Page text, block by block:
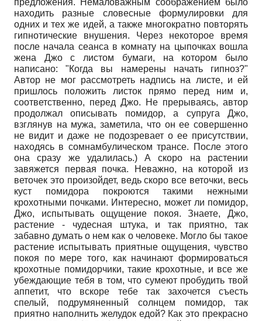
предложения. Немаловажным соображением было
находить разные словесные формулировки для
одних и тех же идей, а также многократно повторять
гипнотические внушения. Через некоторое время
после начала сеанса в комнату на цыпочках вошла
жена Джо с листом бумаги, на котором было
написано: "Когда вы намерены начать гипноз?"
Автор не мог рассмотреть надпись на листе, и ей
пришлось положить листок прямо перед ним и,
соответственно, перед Джо. Не прерываясь, автор
продолжал описывать помидор, а супруга Джо,
взглянув на мужа, заметила, что он ее совершенно
не видит и даже не подозревает о ее присутствии,
находясь в сомнамбулическом трансе. После этого
она сразу же удалилась.) А скоро на растении
завяжется первая почка. Неважно, на которой из
веточек это произойдет, ведь скоро все веточки, весь
куст помидора покроются такими нежными
крохотными почками. Интересно, может ли помидор,
Джо, испытывать ощущение покоя. Знаете, Джо,
растение - чудесная штука, и так приятно, так
забавно думать о нем как о человеке. Могло бы такое
растение испытывать приятные ощущения, чувство
покоя по мере того, как начинают формироваться
крохотные помидорчики, такие крохотные, и все же
убеждающие тебя в том, что сумеют пробудить твой
аппетит, что вскоре тебе так захочется съесть
спелый, подрумяненный солнцем помидор, так
приятно наполнить желудок едой? Как это прекрасно